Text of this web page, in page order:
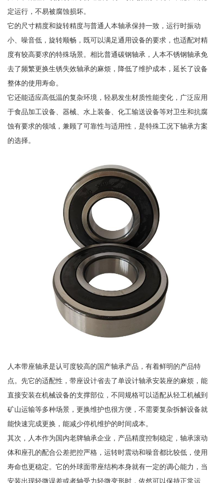
定运行，不易被腐蚀损坏。
它的尺寸精度和旋转精度与普通人本轴承保持一致，运行时振动
小、噪音低，旋转顺畅，既可以满足通用设备的要求，也适配对精
度有较高要求的特殊场景。相比普通碳钢轴承，人本不锈钢轴承免
去了频繁更换生锈失效轴承的麻烦，降低了维护成本，延长了设备
整体的使用寿命。
它还能适应高低温的复杂环境，轻易发生材质性能变化，广泛应用
于食品加工设备、器械、水上装备、化工输送设备等对卫生和抗腐
蚀有要求的领域，兼顾了可靠性与适用性，是特殊工况下轴承方案
的选择。
人本带座轴承是认可度较高的国产轴承产品，有着鲜明的产品特
点。先它的适配性，带座设计省去了单设计轴承安装座的麻烦，能
直接安装在机械设备的支撑部位，不同规格可以适配从轻工机械到
矿山运输等多种场景，更换维护也很方便，不需要复杂拆解设备就
能快速完成更换，能减少停机维护的时间成本。
其次，人本作为国内老牌轴承企业，产品精度控制稳定，轴承滚动
体和座孔的配合公差把控严格，运转时震动和噪音都比较低，使用
寿命也更稳定。它的外球面带座结构本身就有一定的调心能力，当
安装出现轻微误差或者轴受力轻微变形时，依然可以保持正常运